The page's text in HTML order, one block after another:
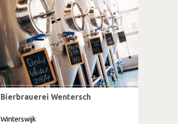
Bierbrauerei Wentersch
Winterswijk